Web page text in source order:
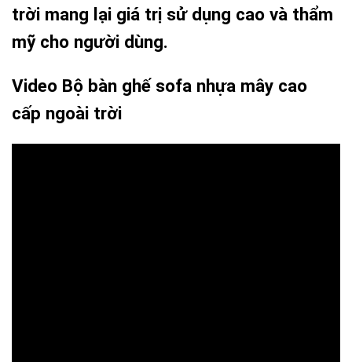
trời mang lại giá trị sử dụng cao và thẩm
mỹ cho người dùng.
Video Bộ bàn ghế sofa nhựa mây cao
cấp ngoài trời